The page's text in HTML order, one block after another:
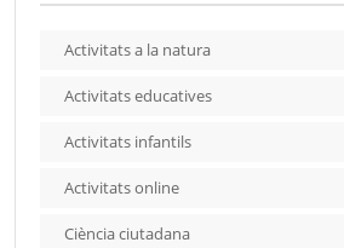
Activitats a la natura
Activitats educatives
Activitats infantils
Activitats online
Ciència ciutadana